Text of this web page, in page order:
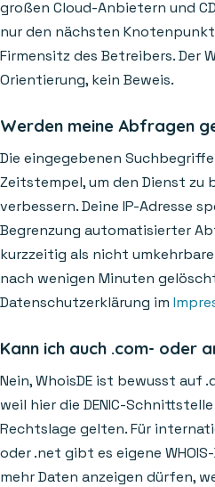
großen Cloud-Anbietern und
nur den nächsten
Firmensitz des Betreibers. Der
Orientierung, kein Beweis.
Werden meine Abfragen
Die eingegebenen
Zeitstempel, um den Dienst zu
verbessern. Deine IP-Adresse
Begrenzung automatisierter
kurzzeitig als nicht
nach wenigen Minuten
Datenschutzerklärung im
Kann ich auch .com- oder
Nein, WhoisDE ist bewusst auf
weil hier die DENIC-
Rechtslage gelten. Für
oder .net gibt es eigene
mehr Daten anzeigen dürfen,